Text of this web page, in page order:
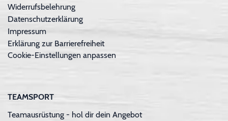
Widerrufsbelehrung
Datenschutzerklärung
Impressum
Erklärung zur Barrierefreiheit
Cookie-Einstellungen anpassen
TEAMSPORT
Teamausrüstung - hol dir dein Angebot